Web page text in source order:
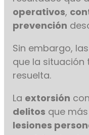
operativos,
prevención
Sin embargo,
que la situación
resuelta.
La extorsión
delitos que
lesiones